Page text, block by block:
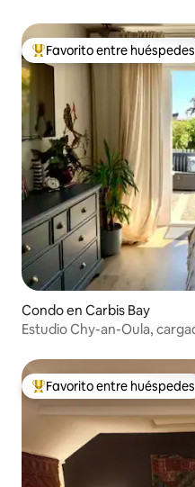
Favorito entre huéspedes
Favorito entre huéspedes
Condo en Carbis Bay
Estudio Chy-an-Oula,
Favorito entre huéspedes
Favorito entre huéspedes